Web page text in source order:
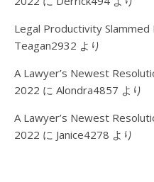
Legal Productivity Slammed
Teagan2932 より
A Lawyer’s Newest
2022 に Alondra4857 より
A Lawyer’s Newest
2022 に Janice4278 より